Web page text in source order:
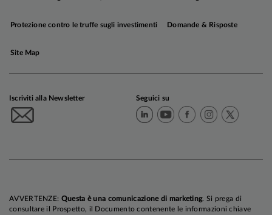
scenario per la crescita è invariato, mentre
delle stime sull'inflazione, per incorporare gli
Come ampiamente previsto, la Federal Reserve
ha mantenuto i tassi invariati nella riunione di
giocato un brutto scherzo a Warsh:
l'orientamento accomodante è stato infatti
Protezione contro le truffe sugli investimenti Domande & Risposte
Site Map
Iscriviti alla Newsletter Seguici su
AVVERTENZE: Questa è una comunicazione di marketing. Si prega di
consultare il Prospetto, il Documento contenente le informazioni chiave